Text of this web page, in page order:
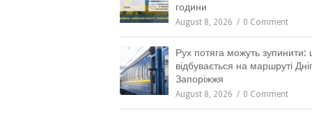
години
August 8, 2026 0 Comment
Рух потяга можуть зупинити:
відбувається на маршруті
Запоріжжя
August 8, 2026 0 Comment